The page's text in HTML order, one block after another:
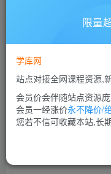
此内容为付费资源，请付
您当前
限量
学库网
站点对接全网课程资源,
会员价会伴随站点资源
会员一经涨价永不降价/
您若不信可收藏本站,长